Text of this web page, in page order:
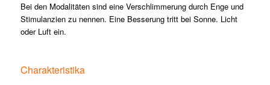
Bei den Modalitäten sind eine Verschlimmerung durch Enge und
Stimulanzien zu nennen. Eine Besserung tritt bei Sonne. Licht
oder Luft ein.
Charakteristika